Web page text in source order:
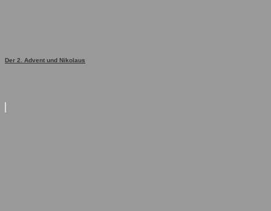
Der 2. Advent und Nikolaus